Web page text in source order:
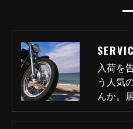
入荷を
う人気
んか。